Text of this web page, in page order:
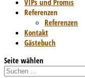
VIPs und Promis
Referenzen
Referenzen
Kontakt
Gästebuch
Seite wählen